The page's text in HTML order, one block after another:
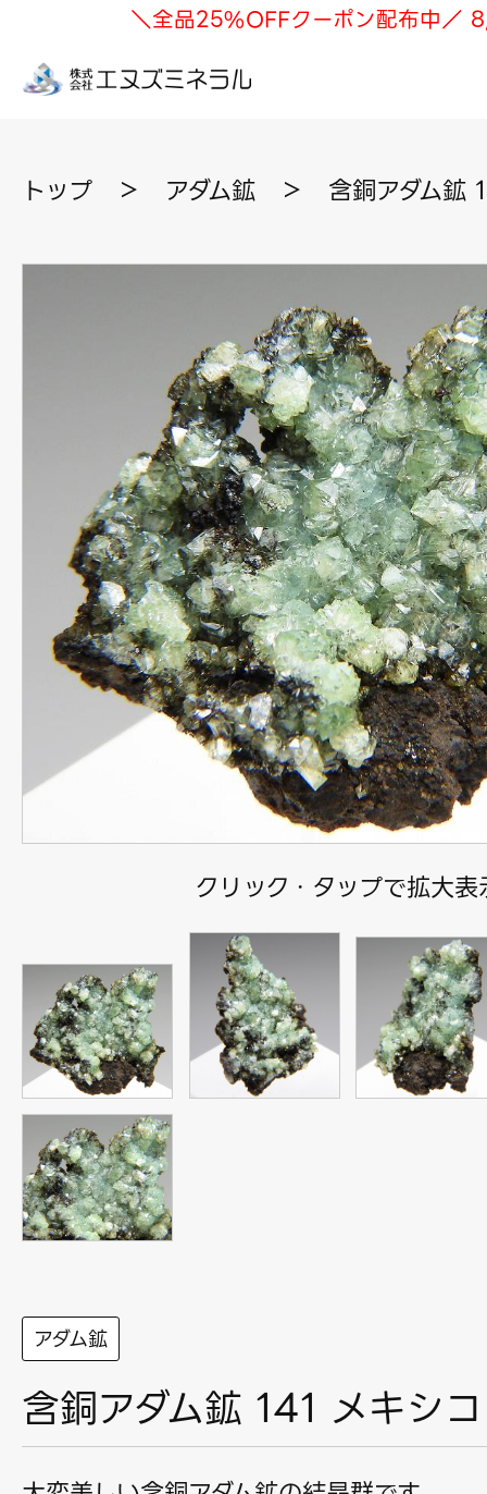
＼全品25%OFFクーポン配布中／
トップ ＞ アダム鉱 ＞ 含銅アダム鉱
クリック・タップで拡大表
アダム鉱
含銅アダム鉱 141 メキシコ